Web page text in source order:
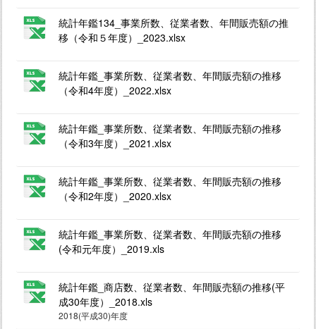
統計年鑑134_事業所数、従業者数、年間販売額の推
移（令和５年度）_2023.xlsx
統計年鑑_事業所数、従業者数、年間販売額の推移
（令和4年度）_2022.xlsx
統計年鑑_事業所数、従業者数、年間販売額の推移
（令和3年度）_2021.xlsx
統計年鑑_事業所数、従業者数、年間販売額の推移
（令和2年度）_2020.xlsx
統計年鑑_事業所数、従業者数、年間販売額の推移
(令和元年度）_2019.xls
統計年鑑_商店数、従業者数、年間販売額の推移(平
成30年度）_2018.xls
2018(平成30)年度